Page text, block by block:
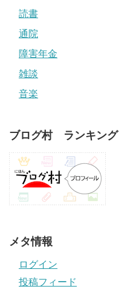
読書
通院
障害年金
雑談
音楽
ブログ村 ランキング
メタ情報
ログイン
投稿フィード